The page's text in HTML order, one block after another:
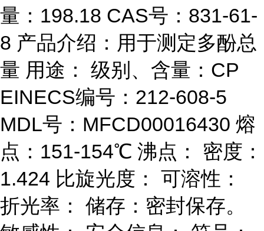
量：198.18 CAS号：831-61-
8 产品介绍：用于测定多酚总
量 用途： 级别、含量：CP
EINECS编号：212-608-5
MDL号：MFCD00016430 熔
点：151-154℃ 沸点： 密度：
1.424 比旋光度： 可溶性：
折光率： 储存：密封保存。